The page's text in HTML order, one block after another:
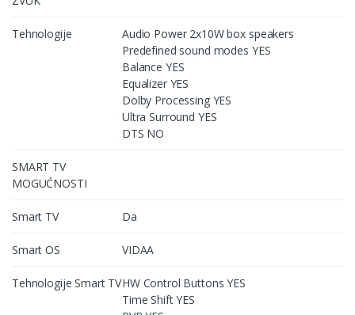
Tehnologije
Audio Power 2x10W box speakers
Predefined sound modes YES
Balance YES
Equalizer YES
Dolby Processing YES
Ultra Surround YES
DTS NO
SMART TV
MOGUĆNOSTI
Smart TV Da
Smart OS VIDAA
Tehnologije Smart TVHW Control Buttons YES
Time Shift YES